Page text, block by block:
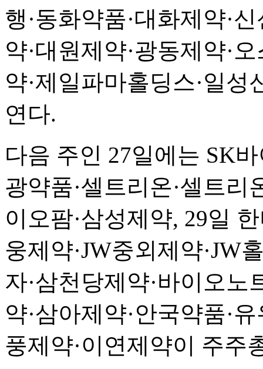
행·동화약품·대화제약·
약·대원제약·광동제약·
약·제일파마홀딩스·일
연다.
다음 주인 27일에는 SK
광약품·셀트리온·셀트리
이오팜·삼성제약, 29일
웅제약·JW중외제약·JW
자·삼천당제약·바이오노
약·삼아제약·안국약품·
풍제약·이연제약이 주주